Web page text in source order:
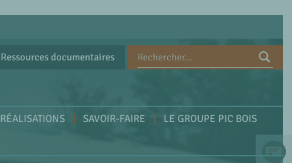
RÉALISATIONS SAVOIR-FAIRE
LE GROUPE PIC BOIS
Ressources documentaires